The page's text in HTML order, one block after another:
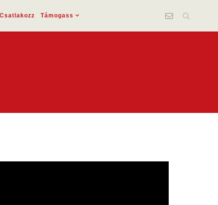
Csatlakozz Támogass